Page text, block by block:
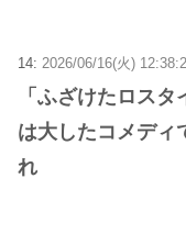
14: 2026/06/16(火)
「ふざけたロス
は大したコメディ
れ